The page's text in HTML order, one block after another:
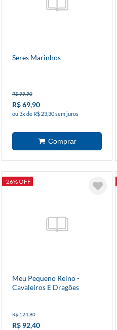
Seres Marinhos
R$ 99,90
R$ 69,90
ou 3x de R$ 23,30 sem juros
-26% OFF
Meu Pequeno Reino -
Cavaleiros E Dragões
R$ 124,90
R$ 92,40